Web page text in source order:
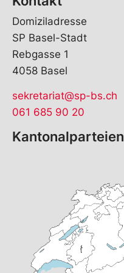
Domiziladresse
SP Basel-Stadt
Rebgasse 1
4058 Basel
sekretariat@sp-bs.ch
061 685 90 20
Kantonalparteien